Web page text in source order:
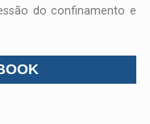
do confinamento e